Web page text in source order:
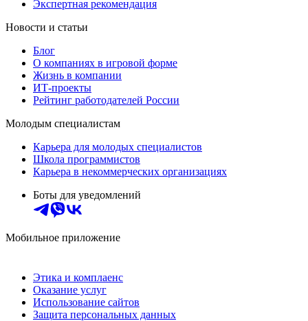
Экспертная рекомендация
Новости и статьи
Блог
О компаниях в игровой форме
Жизнь в компании
ИТ-проекты
Рейтинг работодателей России
Молодым специалистам
Карьера для молодых специалистов
Школа программистов
Карьера в некоммерческих организациях
Боты для уведомлений
Мобильное приложение
Этика и комплаенс
Оказание услуг
Использование сайтов
Защита персональных данных